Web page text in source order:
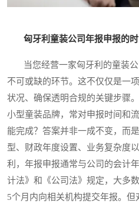
匈牙利童装公司年报申报的时
当您经营一家匈牙利的童装公
不可或缺的环节。这不仅仅是一
状况、确保透明合规的关键步骤
小型童装品牌，常对申报时间和
能完成？答案并非一成不变，而
型、财政年度设置、业务复杂度
利，年报申报通常与公司的会计
计法》和《公司法》规定，大多
5个月内向相关机构提交年报。